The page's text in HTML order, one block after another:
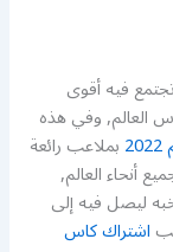
فيه أقوى
العالم, وفي هذه
بملاعب رائعة
32 منتخب من جميع أنحاء العالم,
ليصل فيه إلى
اشتراك كاس